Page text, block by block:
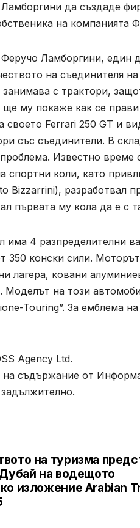
да създаде
на компанията
Ламборгини, един
на съединителя
с трактори,
му покаже как се
своето Ferrari 250 GT и
със съединители. В
Известно
спортни коли, като
Bizzarrini), разработвал
първата му кола да е с
има 4 разпределителни
350 конски сили.
лагера, ковани
Моделът на този
Touring”. За емблема
Agency Ltd.
на съдържание от
на туризма
на водещото
изложение Arabian